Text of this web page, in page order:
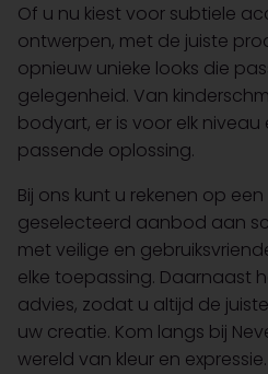
Of u nu kiest voor subtiele
ontwerpen, met de juiste
opnieuw unieke looks die
gelegenheid. Van
bodyart, er is voor elk niveau
passende oplossing.
Bij ons kunt u rekenen op
geselecteerd aanbod aan
met veilige en
elke toepassing. Daarnaast
advies, zodat u altijd de
uw creatie. Kom langs bij
wereld van kleur en expressie.